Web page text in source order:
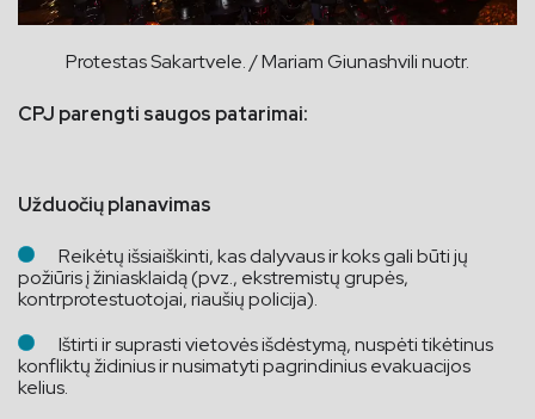
Protestas Sakartvele. / Mariam Giunashvili nuotr.
CPJ parengti saugos patarimai:
Užduočių planavimas
Reikėtų išsiaiškinti, kas dalyvaus ir koks gali būti jų
požiūris į žiniasklaidą (pvz., ekstremistų grupės,
kontrprotestuotojai, riaušių policija).
Ištirti ir suprasti vietovės išdėstymą, nuspėti tikėtinus
konfliktų židinius ir nusimatyti pagrindinius evakuacijos
kelius.